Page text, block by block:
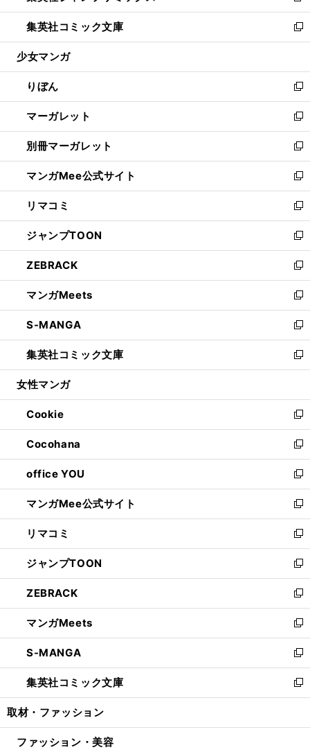
開
く
ウ
で
開
ン
ド
ウ
開
く
ウ
ィ
ン
ウ
で
開
く
し
い
ウ
ン
ド
ウ
で
開
く
集英社コミック文庫
新
し
ウ
ィ
ン
ド
ウ
で
開
く
少女マンガ
りぼん
新
し
い
ウ
ィ
ン
ド
ウ
で
開
く
マーガレット
新
し
い
ウ
ィ
ン
ド
ウ
で
開
く
別冊マーガレット
新
し
い
ウ
ィ
ン
ド
ウ
で
開
く
マンガMee公式サイト
新
し
い
ウ
ィ
ン
ド
ウ
で
開
く
リマコミ
新
し
い
ウ
ィ
ン
ド
ウ
で
開
く
ジャンプTOON
新
し
い
ウ
ィ
ン
ド
ウ
で
開
ZEBRACK
新
し
い
ウ
ィ
ン
ド
ウ
開
く
マンガMeets
新
し
い
ウ
ィ
ン
ウ
で
開
く
S-MANGA
新
し
い
ウ
ン
ド
ウ
で
開
く
集英社コミック文庫
新
し
ウ
ィ
ン
ド
ウ
で
開
く
女性マンガ
Cookie
新
し
い
ウ
ィ
ン
ド
ウ
で
開
く
Cocohana
新
し
い
ウ
ィ
ン
ド
ウ
で
開
く
office YOU
新
し
い
ウ
ィ
ン
ド
ウ
で
開
く
マンガMee公式サイト
新
し
い
ウ
ィ
ン
ド
ウ
で
開
く
リマコミ
新
し
い
ウ
ィ
ン
ド
ウ
で
開
く
ジャンプTOON
新
し
い
ウ
ィ
ン
ド
ウ
で
開
ZEBRACK
新
し
い
ウ
ィ
ン
ド
ウ
開
マンガMeets
新
し
い
ウ
ィ
ン
ウ
S-MANGA
新
し
い
ウ
ン
集英社コミック文庫
新
し
ウ
取材・ファッション
ファッション・美容